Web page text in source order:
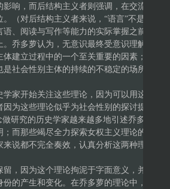
影响，而后结构主义者则强调，在交流、阐
（对后结构主义者来说，“语言”不是词语
语、阅读与写作等能力的实际掌握之前就存
。乔多萝认为，无意识最终受意识理解的制
体建立过程中的一个至关重要的因素；而且
社会性别主体的持续的不稳定的场所。
学家开始关注这些理论，因为可以用这些理
因为这些理论似乎为社会性别的探讨提供一
做研究的历史学家越来越多地引述乔多萝或
；而那些竭尽全力探索女权主义理论的学者
来说都不完全奏效，认真分析这两种理论可
留，因为这个理论拘泥于字面意义，并且只
份的产生和变化。在乔多萝的理论中，家庭